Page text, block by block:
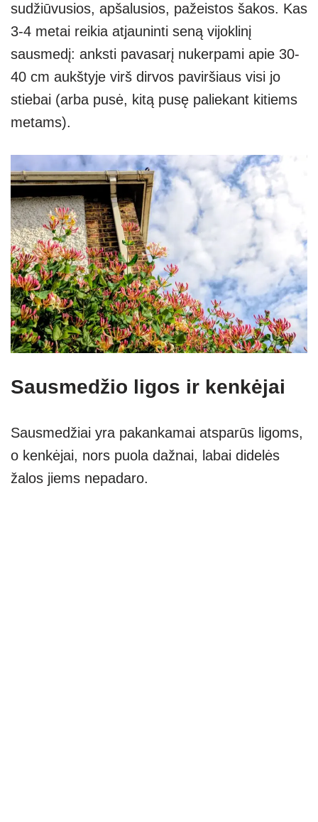
sudžiūvusios, apšalusios, pažeistos šakos. Kas
3-4 metai reikia atjauninti seną vijoklinį
sausmedį: anksti pavasarį nukerpami apie 30-
40 cm aukštyje virš dirvos paviršiaus visi jo
stiebai (arba pusė, kitą pusę paliekant kitiems
metams).
Sausmedžio ligos ir kenkėjai
Sausmedžiai yra pakankamai atsparūs ligoms,
o kenkėjai, nors puola dažnai, labai didelės
žalos jiems nepadaro.